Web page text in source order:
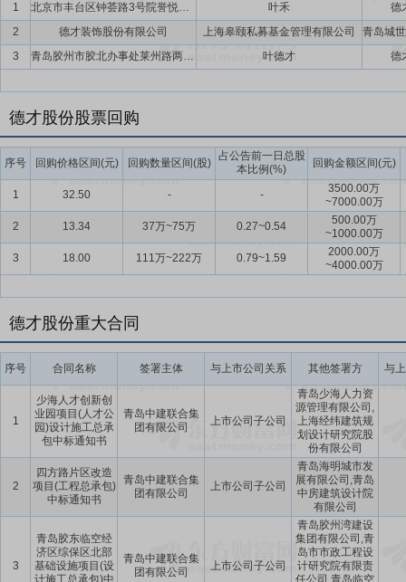
要点15：信息化优势
公司不断完善科学、现代的公司治理结构，持
程管事，以制度管人”，真正把最佳业务实践固化下来，实现能力的
系建设。其中，业务流程管理体系建设聚焦业务场景标准化，旨在实
要点16：管理优势
公司自成立以来，始终秉承“诚信依德，质量藉
“GB/T45001-2020/ISO45001:2018职业健康安全管理体系认证”“GB/
立了以经营流程为管理轴心的内部管理制度体系。
公司坚持技术创新驱动发展，在建筑装饰领
升级。同时前瞻布局人工智能领域，通过控股奇想无限与德芯智算，
要点18： 自愿锁定股份
自公司股票上市之日起三十六个月内,不转让
年以现金方式累计分配的利润不少于最近3年实现的年均可分配利润的
要点20：稳定股价措施
公司首次公开发行股票并上市后三年内,如公
持股份、公司全体董事(独立董事除外)和高级管理人员增持公司股票以
1 北京市丰台区钟荟路3号院誉悦嘉园小区一套住宅房地产(含一个地下车位)及三套仓储房 叶禾
德
2
德才装饰股份有限公司
上海皋颐私募基金管理有限公司
3
青岛胶州市胶北办事处莱州路两处工业用地(地号:1-1-3-577、1-1-3-578)及地上房屋建筑物 叶德才 德
德才股份股票回购
序号 回购价格区间(元) 回购数量区间(股)
占公告前一日总股
本比例(%)
回购金额区间(元)
1 32.50 - -
3500.00万
~7000.00万
2
13.34 37万~75万 0.27~0.54
500.00万
~1000.00万
3
18.00 111万~222万 0.79~1.59
2000.00万
~4000.00万
德才股份重大合同
序号 合同名称 签署主体 与上市公司关系 其他签署方 与
1
少海人才创新创
业园项目(人才公
园)设计施工总承
包中标通知书
青岛中建联合集
团有限公司
上市公司子公司
青岛少海人力资
源管理有限公司,
上海经纬建筑规
划设计研究院股
份有限公司
2
四方路片区改造
项目(工程总承包)
中标通知书
青岛中建联合集
团有限公司
上市公司子公司
青岛海明城市发
展有限公司,青岛
中房建筑设计院
有限公司
3
青岛胶东临空经
济区综保区北部
基础设施项目(设
计施工总承包)中
青岛中建联合集
团有限公司
上市公司子公司
青岛胶州湾建设
集团有限公司,青
岛市市政工程设
计研究院有限责
任公司,青岛临空